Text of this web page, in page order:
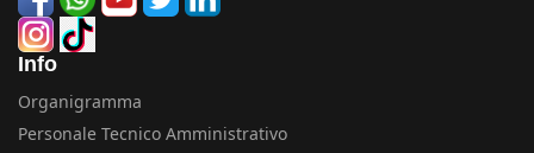
Info
Organigramma
Personale Tecnico Amministrativo